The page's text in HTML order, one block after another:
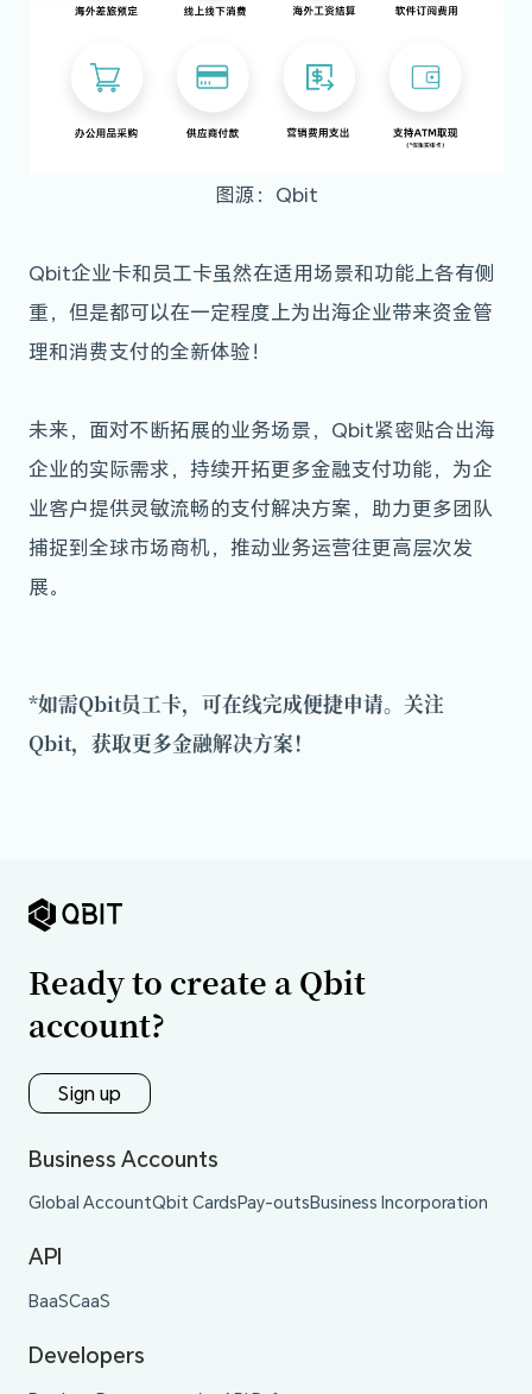
图源：Qbit
Qbit企业卡和员工卡虽然在适用场景和功能上各有侧
重，但是都可以在一定程度上为出海企业带来资金管
理和消费支付的全新体验！
未来，面对不断拓展的业务场景，Qbit紧密贴合出海
企业的实际需求，持续开拓更多金融支付功能，为企
业客户提供灵敏流畅的支付解决方案，助力更多团队
捕捉到全球市场商机，推动业务运营往更高层次发
展。
*如需Qbit员工卡，可在线完成便捷申请。关注
Qbit，获取更多金融解决方案！
Ready to create a Qbit
account?
Sign up
Business Accounts
Global AccountQbit CardsPay-outsBusiness Incorporation
API
BaaSCaaS
Developers